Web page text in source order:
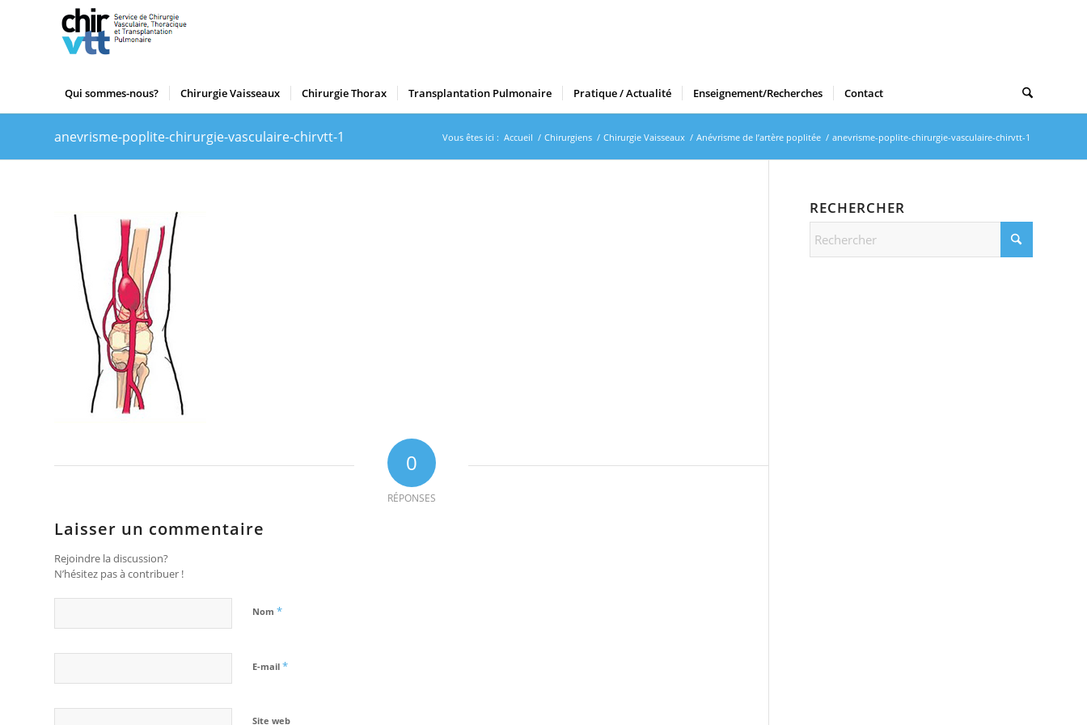
Qui sommes-nous? Chirurgie Vaisseaux Chirurgie Thorax Transplantation Pulmonaire Pratique / Actualité Enseignement/Recherches Contact
anevrisme-poplite-chirurgie-vasculaire-chirvtt-1 Vous êtes ici : Accueil / Chirurgiens / Chirurgie Vaisseaux / Anévrisme de l’artère poplitée / anevrisme-poplite-chirurgie-vasculaire-chirvtt-1
0
RÉPONSES
Laisser un commentaire
Rejoindre la discussion?
N’hésitez pas à contribuer !
Nom *
E-mail *
Site web
RECHERCHER